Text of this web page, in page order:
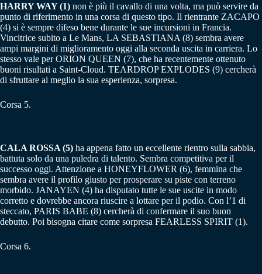
HARRY WAY (1) non è più il cavallo di una volta, ma può servire da
punto di riferimento in una corsa di questo tipo. Il rientrante ZACAPO
(4) si è sempre difeso bene durante le sue incursioni in Francia.
Vincitrice subito a Le Mans, LA SEBASTIANA (8) sembra avere
ampi margini di miglioramento oggi alla seconda uscita in carriera. Lo
stesso vale per ORION QUEEN (7), che ha recentemente ottenuto
buoni risultati a Saint-Cloud. TEARDROP EXPLODES (9) cercherà
di sfruttare al meglio la sua esperienza, sorpresa.
Corsa 5.
CALA ROSSA (5) ha appena fatto un eccellente rientro sulla sabbia,
battuta solo da una puledra di talento. Sembra competitiva per il
successo oggi. Attenzione a HONEYFLOWER (6), femmina che
sembra avere il profilo giusto per prosperare su piste con terreno
morbido. JANAYEN (4) ha disputato tutte le sue uscite in modo
corretto e dovrebbe ancora riuscire a lottare per il podio. Con l’1 di
steccato, PARIS BABE (8) cercherà di confermare il suo buon
debutto. Poi bisogna citare come sorpresa FEARLESS SPIRIT (1).
Corsa 6.